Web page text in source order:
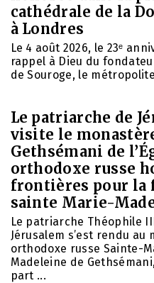
cathédrale de la
à Londres
Le 4 août 2026, le 23ᵉ
rappel à Dieu du
de Souroge, le
Le patriarche de
visite le
Gethsémani de
orthodoxe russe
frontières pour la
sainte Marie-
Le patriarche Théophile
Jérusalem s’est rendu au
orthodoxe russe Sainte-
Madeleine de
part ...